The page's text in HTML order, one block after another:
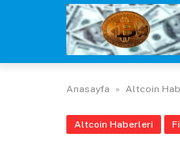
Anasayfa » Altcoin
Altcoin Haberleri